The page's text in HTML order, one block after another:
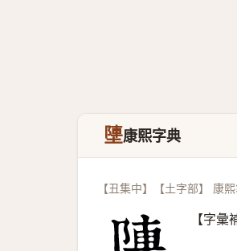
塦康熙字典
【丑集中】【土字部】 康
【字